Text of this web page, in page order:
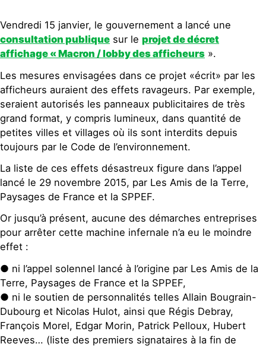
Vendredi 15 janvier, le gouvernement a lancé une
consultation publique sur le projet de décret
affichage « Macron / lobby des afficheurs ».
Les mesures envisagées dans ce projet «écrit» par les
afficheurs auraient des effets ravageurs. Par exemple,
seraient autorisés les panneaux publicitaires de très
grand format, y compris lumineux, dans quantité de
petites villes et villages où ils sont interdits depuis
toujours par le Code de l’environnement.
La liste de ces effets désastreux figure dans l’appel
lancé le 29 novembre 2015, par Les Amis de la Terre,
Paysages de France et la SPPEF.
Or jusqu’à présent, aucune des démarches entreprises
pour arrêter cette machine infernale n’a eu le moindre
effet :
● ni l’appel solennel lancé à l’origine par Les Amis de la
Terre, Paysages de France et la SPPEF,
● ni le soutien de personnalités telles Allain Bougrain-
Dubourg et Nicolas Hulot, ainsi que Régis Debray,
François Morel, Edgar Morin, Patrick Pelloux, Hubert
Reeves… (liste des premiers signataires à la fin de